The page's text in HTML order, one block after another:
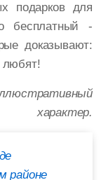
подарков для
бесплатный -
доказывают:
любят!
характер.
районе